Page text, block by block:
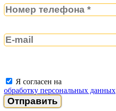
Я согласен на
обработку персональных данных